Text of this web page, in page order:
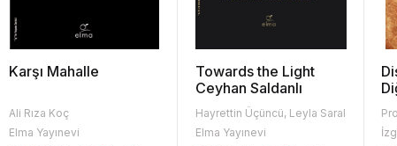
Karşı Mahalle
Ali Rıza Koç
Elma Yayınevi
Towards the Light
Ceyhan Saldanlı
Hayrettin Üçüncü, Leyla Saral
Elma Yayınevi